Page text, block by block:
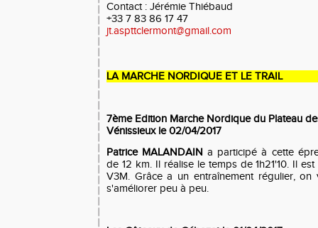
Contact : Jérémie Thiébaud
+33 7 83 86 17 47
jt.aspttclermont@gmail.com
LA MARCHE NORDIQUE ET LE TRAIL
7ème Edition Marche Nordique du Plateau
Vénissieux le 02/04/2017
Patrice MALANDAIN a participé à cette
de 12 km. Il réalise le temps de 1h21'10. Il
V3M. Grâce a un entraînement régulier,
s'améliorer peu à peu.